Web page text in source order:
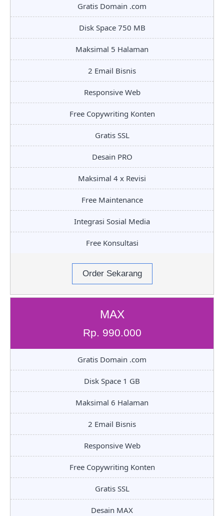
Gratis Domain .com
Disk Space 750 MB
Maksimal 5 Halaman
2 Email Bisnis
Responsive Web
Free Copywriting Konten
Gratis SSL
Desain PRO
Maksimal 4 x Revisi
Free Maintenance
Integrasi Sosial Media
Free Konsultasi
Order Sekarang
MAX
Rp. 990.000
Gratis Domain .com
Disk Space 1 GB
Maksimal 6 Halaman
2 Email Bisnis
Responsive Web
Free Copywriting Konten
Gratis SSL
Desain MAX